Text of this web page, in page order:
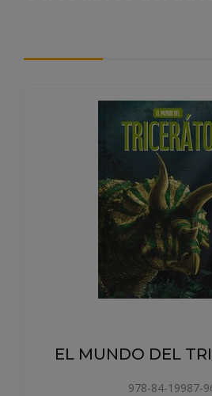
EL MUNDO DEL
978-84-19987-